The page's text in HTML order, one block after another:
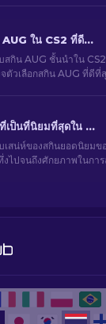
สกิน AUG ใน CS2 ที่ดีที่สุดในทุกช่วงราคาสําหรับปี 2026
สกิน AUG ชั้นนําใน
จตัวเลือกสกิน AUG ที่ดีที่
สกินที่เป็นที่นิยมที่สุดใน CS2
เสน่ห์ของสกินยอดนิยมข
ไปจนถึงศักยภาพในกา